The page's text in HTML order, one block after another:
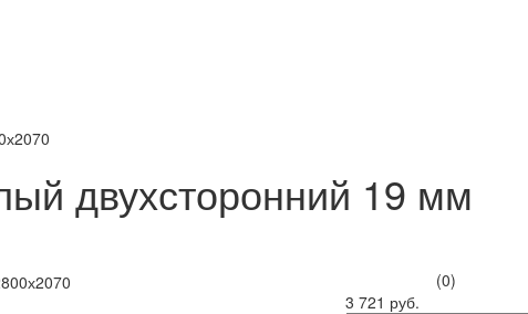
двухсторонний 19 мм
(0)
3 721 руб.